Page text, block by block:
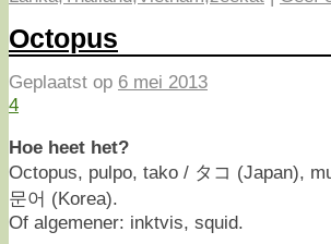
Octopus
Geplaatst op 6 mei 2013
4
Hoe heet het?
Octopus, pulpo, tako / タコ (Japan),
문어 (Korea).
Of algemener: inktvis, squid.